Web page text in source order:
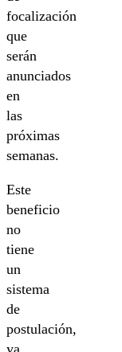
focalización
que
serán
anunciados
en
las
próximas
semanas.
Este
beneficio
no
tiene
un
sistema
de
postulación,
ya